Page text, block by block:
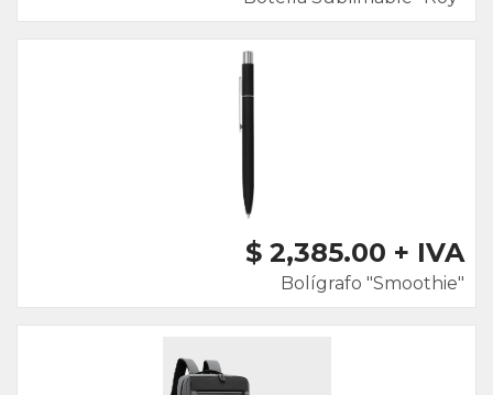
$ 2,385.00 + IVA
Bolígrafo "Smoothie"